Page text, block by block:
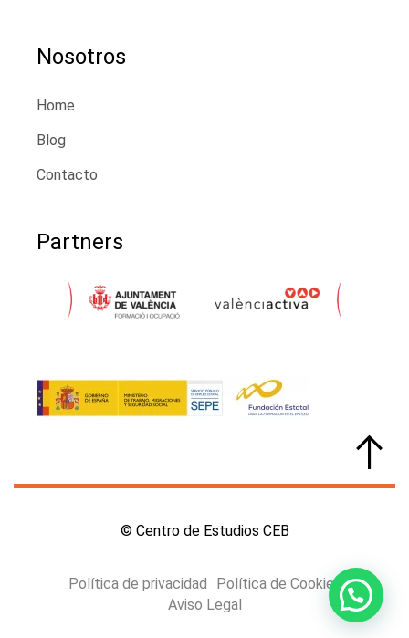
Nosotros
Home
Blog
Contacto
Partners
© Centro de Estudios CEB
Política de privacidad
Política de Cookies
Aviso Legal